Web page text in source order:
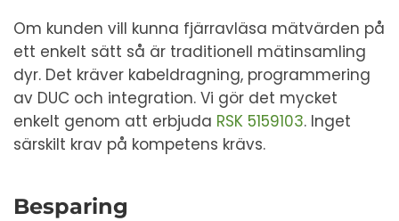
Om kunden vill kunna fjärravläsa mätvärden på
ett enkelt sätt så är traditionell mätinsamling
dyr. Det kräver kabeldragning, programmering
av DUC och integration. Vi gör det mycket
enkelt genom att erbjuda RSK 5159103. Inget
särskilt krav på kompetens krävs.
Besparing